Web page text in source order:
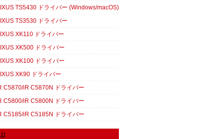
TS5430 ドライバー (Windows/macOS)
TS3530 ドライバー
XK110 ドライバー
XK500 ドライバー
XK100 ドライバー
XK90 ドライバー
C5870/iR C5870N ドライバー
C5800/iR C5800N ドライバー
C5185/iR C5185N ドライバー